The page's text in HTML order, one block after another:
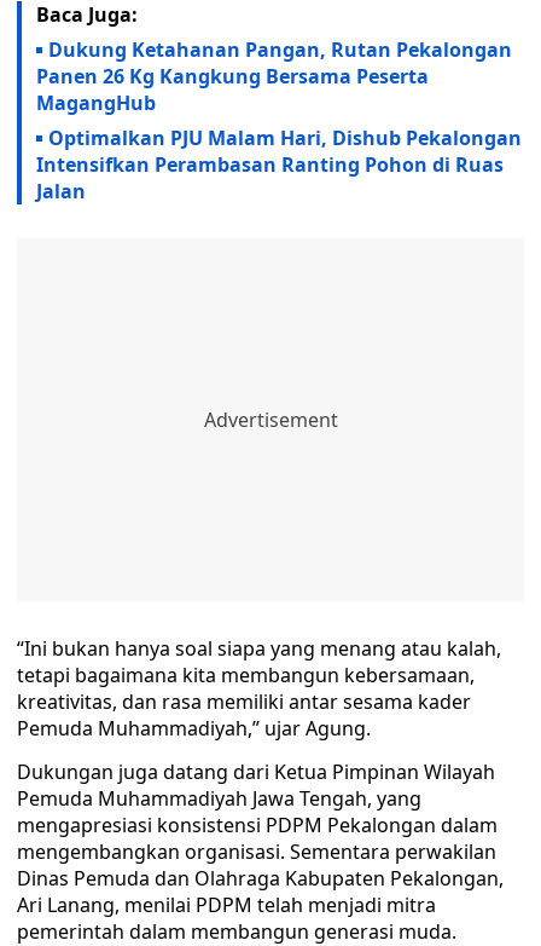
Baca Juga:
Dukung Ketahanan Pangan, Rutan Pekalongan
Panen 26 Kg Kangkung Bersama Peserta
MagangHub
Optimalkan PJU Malam Hari, Dishub Pekalongan
Intensifkan Perambasan Ranting Pohon di Ruas
Jalan
“Ini bukan hanya soal siapa yang menang atau kalah,
tetapi bagaimana kita membangun kebersamaan,
kreativitas, dan rasa memiliki antar sesama kader
Pemuda Muhammadiyah,” ujar Agung.
Dukungan juga datang dari Ketua Pimpinan Wilayah
Pemuda Muhammadiyah Jawa Tengah, yang
mengapresiasi konsistensi PDPM Pekalongan dalam
mengembangkan organisasi. Sementara perwakilan
Dinas Pemuda dan Olahraga Kabupaten Pekalongan,
Ari Lanang, menilai PDPM telah menjadi mitra
pemerintah dalam membangun generasi muda.